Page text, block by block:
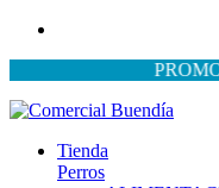
Tienda
Perros